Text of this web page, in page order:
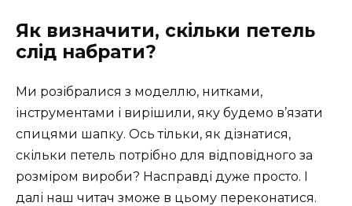
Як визначити, скільки петель
слід набрати?
Ми розібралися з моделлю, нитками,
інструментами і вирішили, яку будемо в’язати
спицями шапку. Ось тільки, як дізнатися,
скільки петель потрібно для відповідного за
розміром вироби? Насправді дуже просто. І
далі наш читач зможе в цьому переконатися.